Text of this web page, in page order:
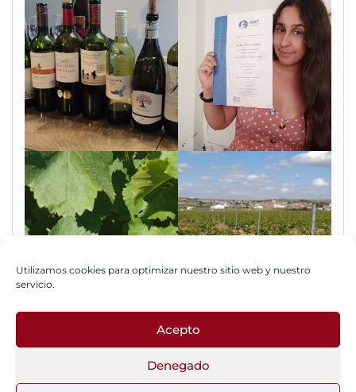
Utilizamos cookies para optimizar nuestro sitio web y nuestro
servicio.
Acepto
Denegado
Fotos del Blog